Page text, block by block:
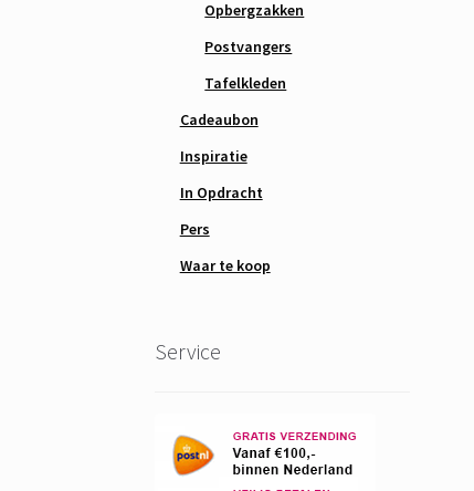
Opbergzakken
Postvangers
Tafelkleden
Cadeaubon
Inspiratie
In Opdracht
Pers
Waar te koop
Service